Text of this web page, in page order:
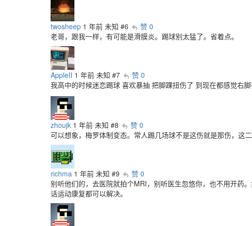
twosheep 1 年前 未知 #6
赞 0
老哥，跟我一样，有可能是滑膜炎。踢球别太猛了。省着点。
AppleII 1 年前 未知 #7
赞 0
我高中的时候迷恋踢球 喜欢暴抽 把脚踝扭伤了 到现在都感觉右
zhoujk 1 年前 未知 #8
赞 0
可以想象，梅罗体制变态。常人踢几场球不是这伤就是那伤，这
richma 1 年前 未知 #9
赞 0
别听他们的，去医院就拍个MRI，别听医生忽悠你，也不用开药
话运动康复都可以解决。